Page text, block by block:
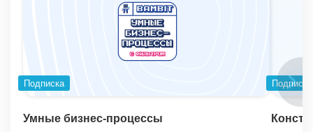
Подписка
Умные бизнес-процессы
Подписка